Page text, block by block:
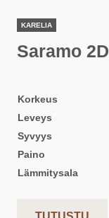
KARELIA
Saramo 2D
Korkeus
Leveys
Syvyys
Paino
Lämmitysala